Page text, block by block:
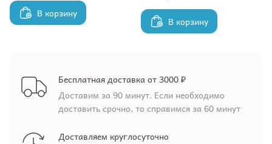
В корзину
В корзину
Бесплатная доставка от 3000 ₽
Доставим за 90 минут. Если необходимо
доставить срочно, то справимся за 60 минут
Доставляем круглосуточно